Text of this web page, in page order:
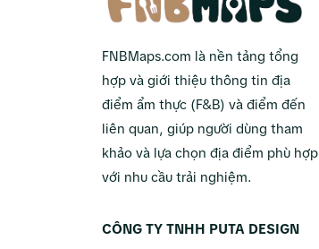
FNBMaps.com là nền tảng tổng
hợp và giới thiệu thông tin địa
điểm ẩm thực (F&B) và điểm đến
liên quan, giúp người dùng tham
khảo và lựa chọn địa điểm phù hợp
với nhu cầu trải nghiệm.
CÔNG TY TNHH PUTA DESIGN